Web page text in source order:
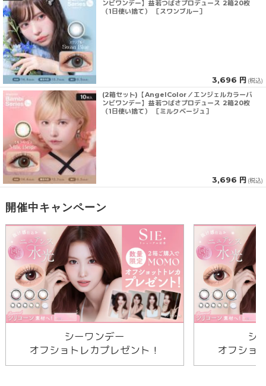
ンビワンデー】益若つばさプロデュース 2箱20枚
（1日使い捨て） ［スワンブルー］
3,696 円 (税込)
(2箱セット)【AngelColor／エンジェルカラーバ
ンビワンデー】益若つばさプロデュース 2箱20枚
（1日使い捨て） ［ミルクベージュ］
3,696 円 (税込)
開催中キャンペーン
シーワンデー
オフショトレカプレゼント！
シ
オフショ